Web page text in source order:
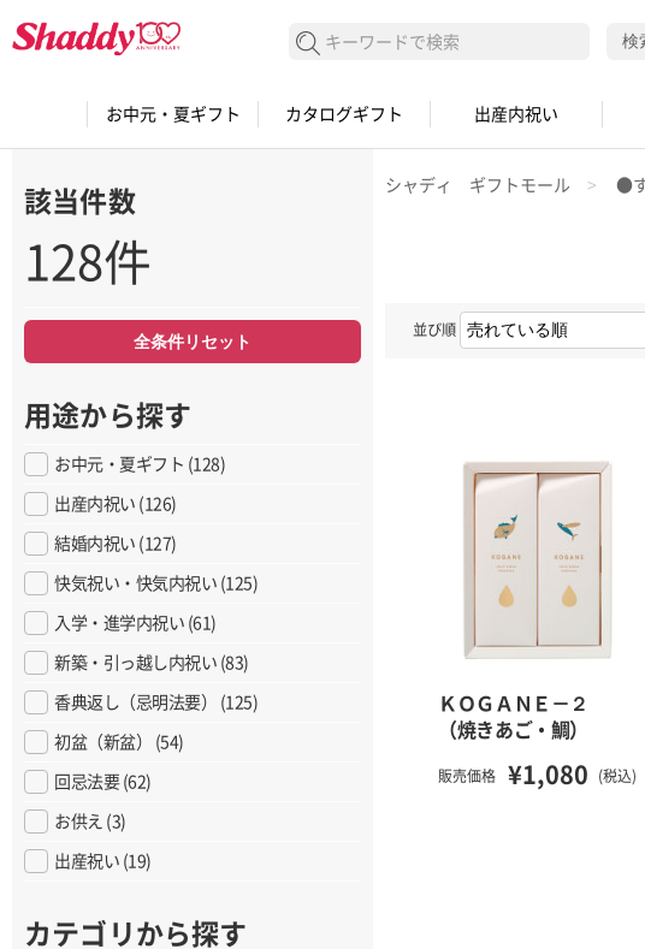
検索する 検
お中元・夏ギフト カタログギフト 出産内祝い
シャディ ギフトモール ●
並び順
ＫＯＧＡＮＥ－２
（焼きあご・鯛）
販売価格 ¥1,080 (税込)
該当件数
128件
全条件リセット
用途から探す
お中元・夏ギフト (128)
出産内祝い (126)
結婚内祝い (127)
快気祝い・快気内祝い (125)
入学・進学内祝い (61)
新築・引っ越し内祝い (83)
香典返し（忌明法要） (125)
初盆（新盆） (54)
回忌法要 (62)
お供え (3)
出産祝い (19)
カテゴリから探す